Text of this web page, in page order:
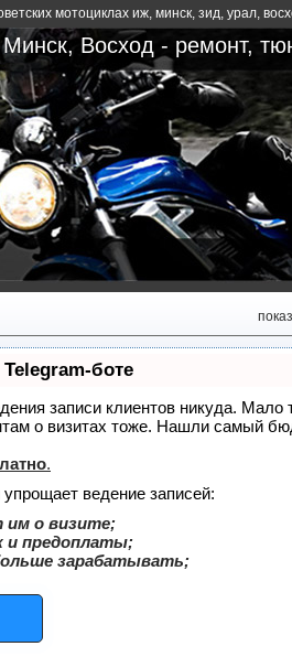
мотоциклах иж, минск, зид, урал,
Восход - ремонт,
боте
записи клиентов никуда. Мало
о визитах тоже. Нашли самый
.
ведение записей:
им о визите;
и предоплаты;
зарабатывать;